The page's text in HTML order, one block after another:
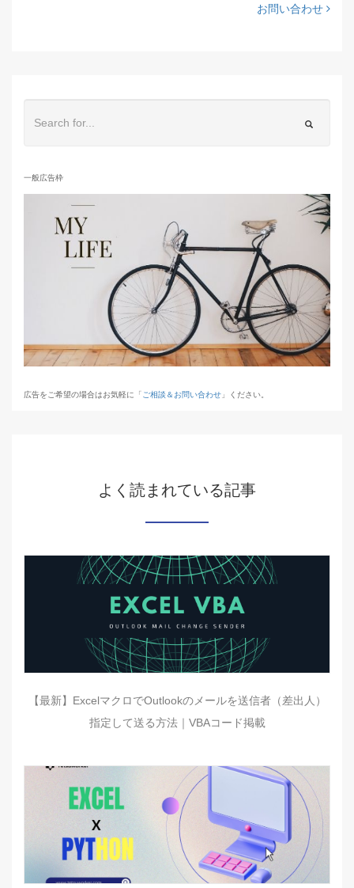
お問い合わせ
一般広告枠
広告をご希望の場合はお気軽に「ご相談＆お問い合わせ 」ください。
よく読まれている記事
【最新】ExcelマクロでOutlookのメールを送信者（差出人）
指定して送る方法｜VBAコード掲載